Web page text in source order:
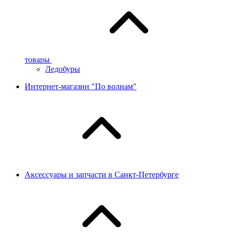
товары
Ледобуры
Интернет-магазин "По волнам"
Аксессуары и запчасти в Санкт-Петербурге